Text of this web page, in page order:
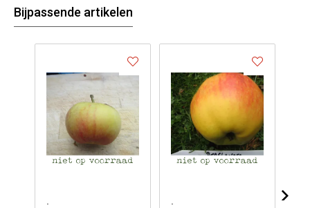
Bijpassende artikelen
.
.